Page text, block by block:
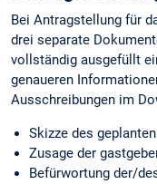
Bei Antragstellung für
drei separate
vollständig ausgefüllt
genaueren
Ausschreibungen im
Skizze des
Zusage der
Befürwortung der/